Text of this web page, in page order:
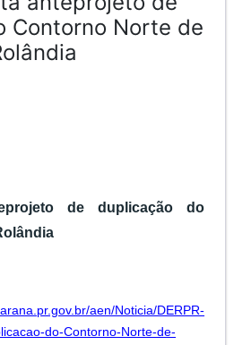
Contorno Norte de
de duplicação do
aen/Noticia/DERPR-
do-Contorno-Norte-de-